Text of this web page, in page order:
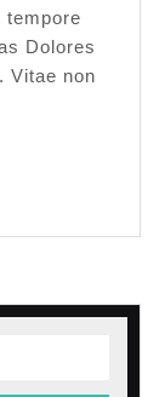
tempore
Dolores
Vitae non